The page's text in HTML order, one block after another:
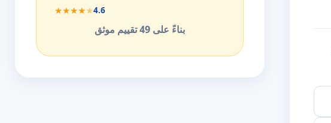
★★★★★4.6
بناءً على 49 تقييم موثق